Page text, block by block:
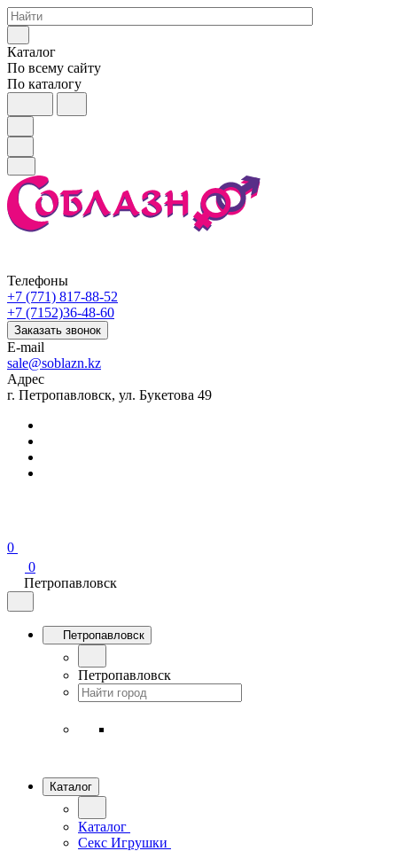
Каталог
По всему сайту
По каталогу
Телефоны
+7 (771) 817-88-52
+7 (7152)36-48-60
Заказать звонок
E-mail
sale@soblazn.kz
Адрес
г. Петропавловск, ул. Букетова 49
0
0
Петропавловск
Петропавловск
Петропавловск
Каталог
Каталог
Секс Игрушки